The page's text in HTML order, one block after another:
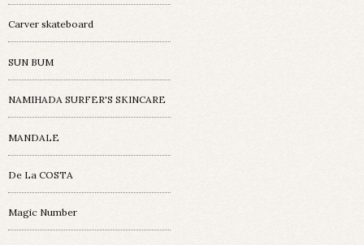
Carver skateboard
SUN BUM
NAMIHADA SURFER'S SKINCARE
MANDALE
De La COSTA
Magic Number